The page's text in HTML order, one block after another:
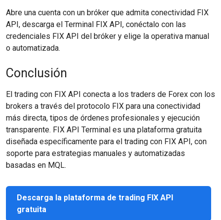
Abre una cuenta con un bróker que admita conectividad FIX
API, descarga el Terminal FIX API, conéctalo con las
credenciales FIX API del bróker y elige la operativa manual
o automatizada.
Conclusión
El trading con FIX API conecta a los traders de Forex con los
brokers a través del protocolo FIX para una conectividad
más directa, tipos de órdenes profesionales y ejecución
transparente. FIX API Terminal es una plataforma gratuita
diseñada específicamente para el trading con FIX API, con
soporte para estrategias manuales y automatizadas
basadas en MQL.
Descarga la plataforma de trading FIX API
gratuita